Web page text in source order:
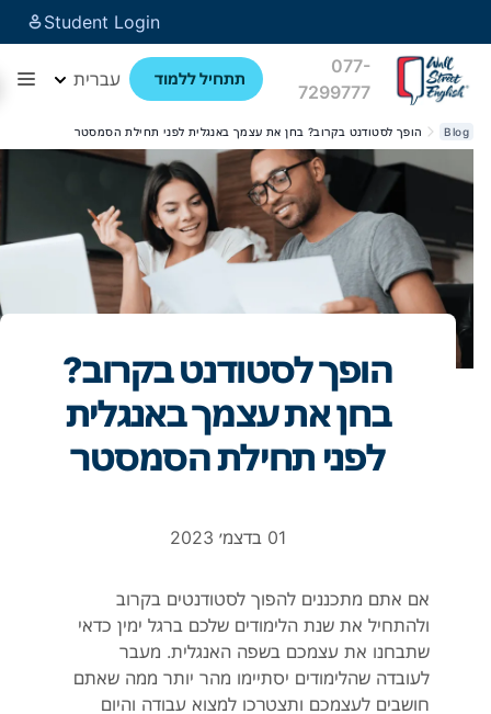
Student Login
077-
7299777
תתחיל ללמוד עברית
Blog הופך לסטודנט בקרוב? בחן את עצמך באנגלית לפני תחילת הסמסטר
הופך לסטודנט בקרוב?
בחן את עצמך באנגלית
לפני תחילת הסמסטר
אם אתם מתכננים להפוך לסטודנטים בקרוב
ולהתחיל את שנת הלימודים שלכם ברגל ימין כדאי
שתבחנו את עצמכם בשפה האנגלית. מעבר
לעובדה שהלימודים יסתיימו מהר יותר ממה שאתם
חושבים לעצמכם ותצטרכו למצוא עבודה והיום